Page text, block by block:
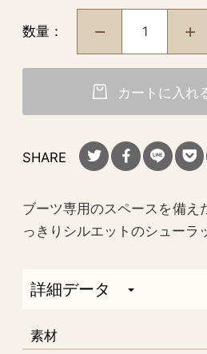
数量：
カートに入れ
SHARE
ブーツ専用のスペースを備え
っきりシルエットのシューラ
詳細データ
素材